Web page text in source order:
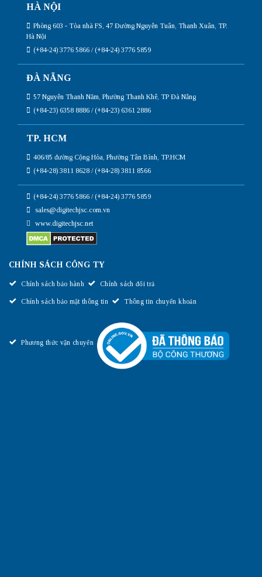
HÀ NỘI
Phòng 603 - Tòa nhà FS, 47 Đường Nguyễn Tuân, Thanh Xuân, TP.
Hà Nội
(+84-24) 3776 5866 / (+84-24) 3776 5859
ĐÀ NẴNG
57 Nguyễn Thanh Năm, Phường Thanh Khê, TP Đà Nẵng
(+84-23) 6358 8886 / (+84-23) 6361 2886
TP. HCM
406/85 đường Cộng Hòa, Phường Tân Bình, TP.HCM
(+84-28) 3811 8628 / (+84-28) 3811 8566
(+84-24) 3776 5866 / (+84-24) 3776 5859
sales@digitechjsc.com.vn
www.digitechjsc.net
CHÍNH SÁCH CÔNG TY
Chính sách bảo hành Chính sách đổi trả
Chính sách bảo mật thông tin Thông tin chuyển khoản
Phương thức vận chuyển